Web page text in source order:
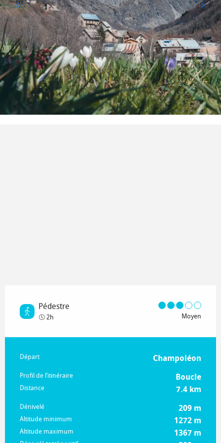
Pédestre
2h Moyen
Informations pratiques
Départ Champoléon
Profil de l’itinéraire Boucle
Distance 7.4 km
Dénivelé 209 m
Altitude minimum 1272 m
Altitude maximum 1367 m